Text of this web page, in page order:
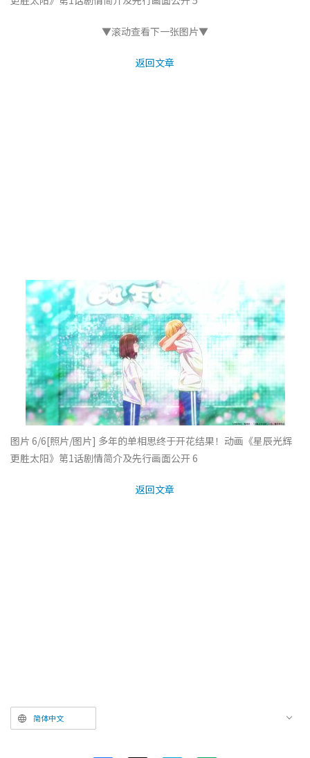
▼滚动查看下一张图片▼
返回文章
图片 6/6[照片/图片] 多年的单相思终于开花结果！动画《星辰光辉
更胜太阳》第1话剧情简介及先行画面公开 6
返回文章
简体中文